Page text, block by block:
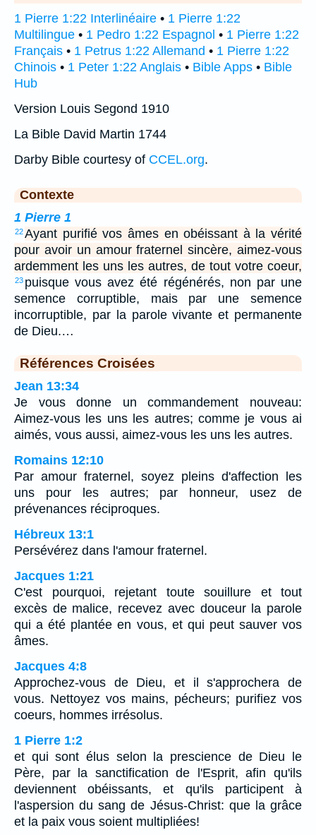
1 Pierre 1:22 Interlinéaire • 1 Pierre 1:22
Multilingue • 1 Pedro 1:22 Espagnol • 1 Pierre 1:22
Français • 1 Petrus 1:22 Allemand • 1 Pierre 1:22
Chinois • 1 Peter 1:22 Anglais • Bible Apps • Bible
Hub
Version Louis Segond 1910
La Bible David Martin 1744
Darby Bible courtesy of CCEL.org.
Contexte
1 Pierre 1
22Ayant purifié vos âmes en obéissant à la vérité
pour avoir un amour fraternel sincère, aimez-vous
ardemment les uns les autres, de tout votre coeur,
23 puisque vous avez été régénérés, non par une
semence corruptible, mais par une semence
incorruptible, par la parole vivante et permanente
de Dieu.…
Références Croisées
Jean 13:34
Je vous donne un commandement nouveau:
Aimez-vous les uns les autres; comme je vous ai
aimés, vous aussi, aimez-vous les uns les autres.
Romains 12:10
Par amour fraternel, soyez pleins d'affection les
uns pour les autres; par honneur, usez de
prévenances réciproques.
Hébreux 13:1
Persévérez dans l'amour fraternel.
Jacques 1:21
C'est pourquoi, rejetant toute souillure et tout
excès de malice, recevez avec douceur la parole
qui a été plantée en vous, et qui peut sauver vos
âmes.
Jacques 4:8
Approchez-vous de Dieu, et il s'approchera de
vous. Nettoyez vos mains, pécheurs; purifiez vos
coeurs, hommes irrésolus.
1 Pierre 1:2
et qui sont élus selon la prescience de Dieu le
Père, par la sanctification de l'Esprit, afin qu'ils
deviennent obéissants, et qu'ils participent à
l'aspersion du sang de Jésus-Christ: que la grâce
et la paix vous soient multipliées!